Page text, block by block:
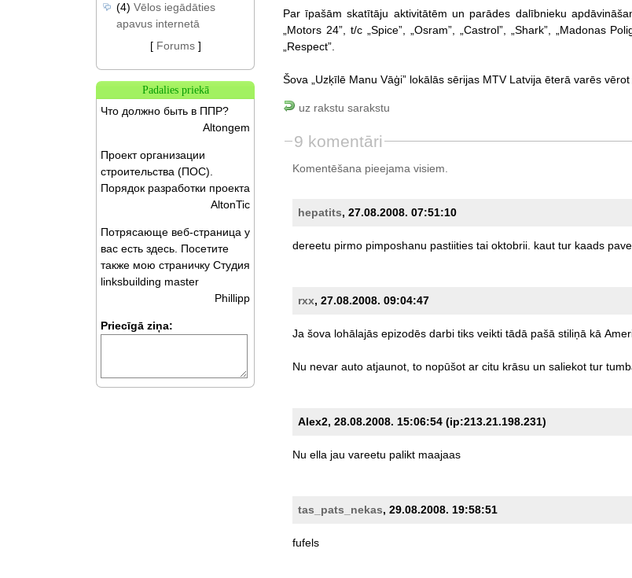
Par īpašām skatītāju aktivitātēm un parādes dalībnieku
„Motors 24”, t/c „Spice”, „Osram”, „Castrol”, „Shark”, „Madonas
„Respect”.
Šova „Uzķīlē Manu Vāģi” lokālās sērijas MTV Latvija ēterā varēs vērot
uz rakstu sarakstu
9 komentāri
Komentēšana pieejama visiem.
hepatits, 27.08.2008. 07:51:10
dereetu pirmo pimposhanu pastiities tai oktobrii. kaut tur kaads
rxx, 27.08.2008. 09:04:47
Ja šova lohālajās epizodēs darbi tiks veikti tādā pašā stiliņā kā
Nu nevar auto atjaunot, to nopūšot ar citu krāsu un saliekot tur
Alex2, 28.08.2008. 15:06:54 (ip:213.21.198.231)
Nu ella jau vareetu palikt maajaas
tas_pats_nekas, 29.08.2008. 19:58:51
fufels
(4) Vēlos iegādāties
apavus internetā
[ Forums]
Padalies priekā
Что должно быть в ППР?
Altongem
Проект организации
строительства (ПОС).
Порядок разработки проекта
AltonTic
Потрясающе веб-страница у
вас есть здесь. Посетите
также мою страничку Студия
linksbuilding master
Phillipp
Priecīgā ziņa: